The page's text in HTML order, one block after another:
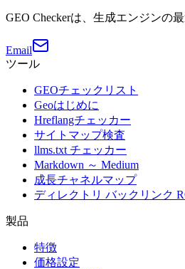
GEO Checkerは、生成エンジンの
Email
ツール
GEOチェックリスト
Geoはじめに
Hreflangチェッカー
サイトマップ検査
llms.txt チェッカー
Markdown ～ Medium
成長チャネルマップ
ディレクトリ バックリンク
製品
特徴
価格設定